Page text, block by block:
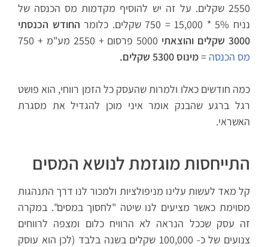
2550 שקלים. על זה יש להוסיף מקדמות מס הכנסה של
נניח 5% * 15,000 = 750 שקלים. כלומר
החודש הכנסתי
3000 שקלים והוצאתי
5000 פרסום + 2550 מע"מ + 750
מס הכנסה =מינוס 5300 שקלים.
כמה חודשים כאלו ולמרות שהעסק כל הזמן רווחי, הוא פושט
רגל ברגע שהבנק אומר איני מוכן להגדיל את מסגרת
האשראי.
התייחסות מוגזמת לנושא המסים
קל מאד לעשות עלינו מניפולציות ולמכור לנו דרך התנהגות
מסוימת כאשר מציעים לנו שיטה "לחסוך במסים". במקרה
זה עסק שככל הנראה לא הרוויח כלום ומצפה לרווחים
צנועים של כ- 100,000 שקלים בשנה בלבד (לכן הוא עוסק